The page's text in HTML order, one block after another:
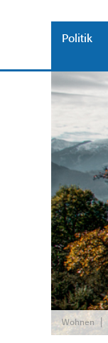
Politik
Wohnen